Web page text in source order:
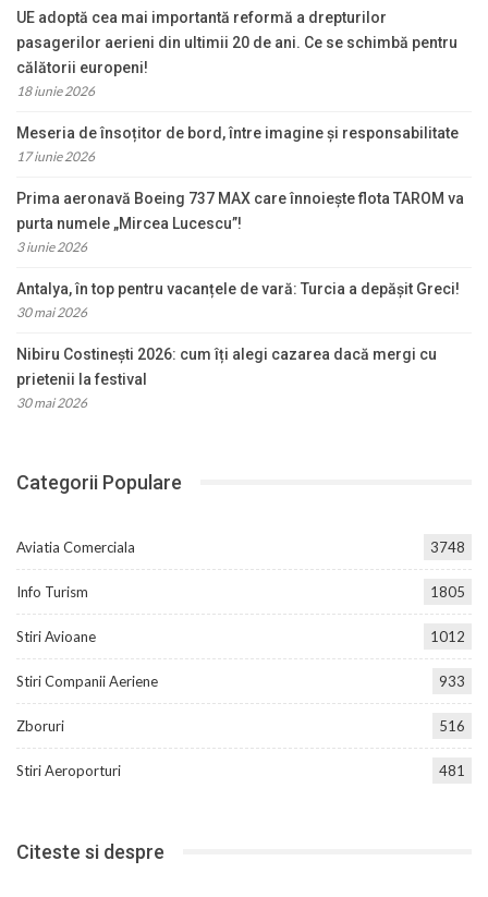
UE adoptă cea mai importantă reformă a drepturilor
pasagerilor aerieni din ultimii 20 de ani. Ce se schimbă pentru
călătorii europeni!
18 iunie 2026
Meseria de însoțitor de bord, între imagine și responsabilitate
17 iunie 2026
Prima aeronavă Boeing 737 MAX care înnoiește flota TAROM va
purta numele „Mircea Lucescu”!
3 iunie 2026
Antalya, în top pentru vacanțele de vară: Turcia a depășit Greci!
30 mai 2026
Nibiru Costinești 2026: cum îți alegi cazarea dacă mergi cu
prietenii la festival
30 mai 2026
Categorii Populare
Aviatia Comerciala 3748
Info Turism 1805
Stiri Avioane 1012
Stiri Companii Aeriene 933
Zboruri 516
Stiri Aeroporturi 481
Citeste si despre